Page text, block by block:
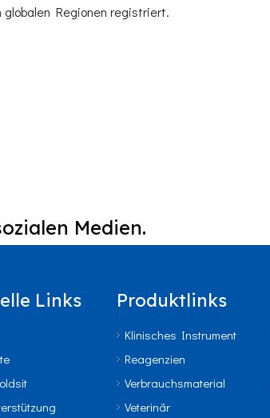
Regionen registriert.
Medien.
Links Produktlinks
Klinisches Instrument
Reagenzien
Verbrauchsmaterial
Veterinär